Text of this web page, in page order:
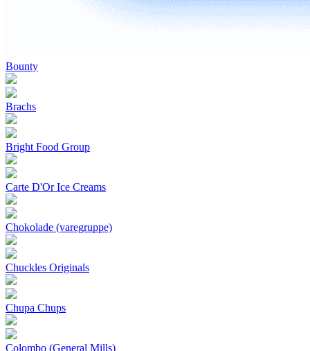
Bounty
Brachs
Bright Food Group
Carte D'Or Ice Creams
Chokolade (varegruppe)
Chuckles Originals
Chupa Chups
Colombo (General Mills)